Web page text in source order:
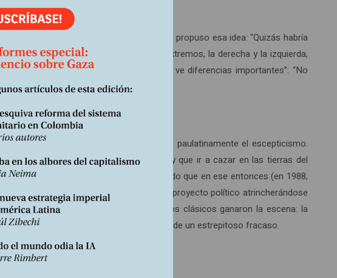
de la derecha francesa, Alain Juppé, propuso esa idea: “Quizás habría
y podamos dejar de lado los dos extremos, la derecha y la izquierda,
François Bayrou, agrega que “no ve diferencias importantes”: “No
su congoja: “Se está instalando paulatinamente el escepticismo.
volver a conquistar el terreno. Hay que ir a cazar en las tierras del
económico mucho más degradado que en ese entonces (en 1988,
neoliberal y el vacío abismal de su proyecto político atrincherándose
octubre: “Todos los temas reaccionarios clásicos ganaron la escena: la
grave” (9). Incluso es la prueba de un estrepitoso fracaso.